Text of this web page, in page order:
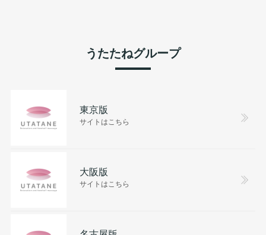
うたたねグループ
東京版
サイトはこちら
大阪版
サイトはこちら